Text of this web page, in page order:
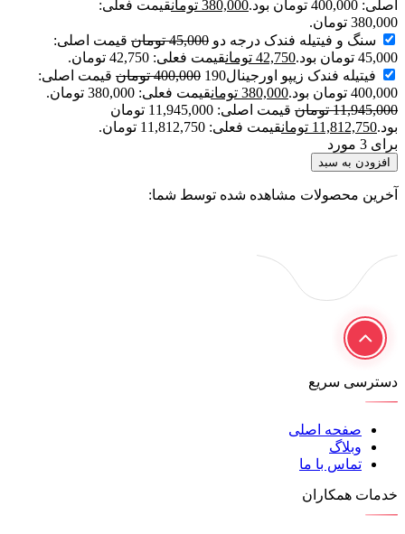
اصلی: 400,000 تومان بود.
380,000 تومانقیمت فعلی:
380,000 تومان.
سنگ و فیتیله فندک درجه دو 45,000 تومان قیمت اصلی:
45,000 تومان بود.
42,750 تومانقیمت فعلی: 42,750 تومان.
فیتیله فندک زیپو اورجینال190
400,000 تومان قیمت اصلی:
400,000 تومان بود.
380,000 تومانقیمت فعلی: 380,000 تومان.
11,945,000 تومان
قیمت اصلی: 11,945,000 تومان
بود.11,812,750 تومانقیمت فعلی: 11,812,750 تومان.
برای 3 مورد
افزودن به سبد
آخرین محصولات مشاهده شده توسط شما:
دسترسی سریع
صفحه اصلی
وبلاگ
تماس با ما
خدمات همکاران